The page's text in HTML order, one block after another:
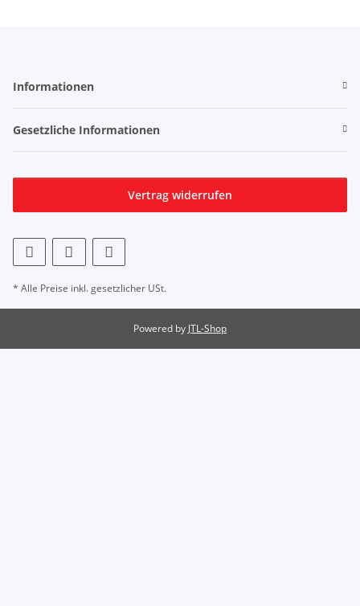
Informationen
Gesetzliche Informationen
Vertrag widerrufen
* Alle Preise inkl. gesetzlicher USt.
Powered by JTL-Shop